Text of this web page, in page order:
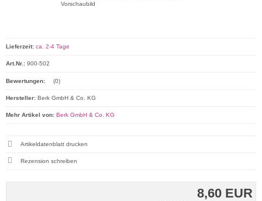
Vorschaubild
8,60 EUR
Lieferzeit: ca. 2-4 Tage
Art.Nr.: 900-502
Bewertungen: (0)
Hersteller: Berk GmbH & Co. KG
Mehr Artikel von: Berk GmbH & Co. KG
Artikeldatenblatt drucken
Rezension schreiben